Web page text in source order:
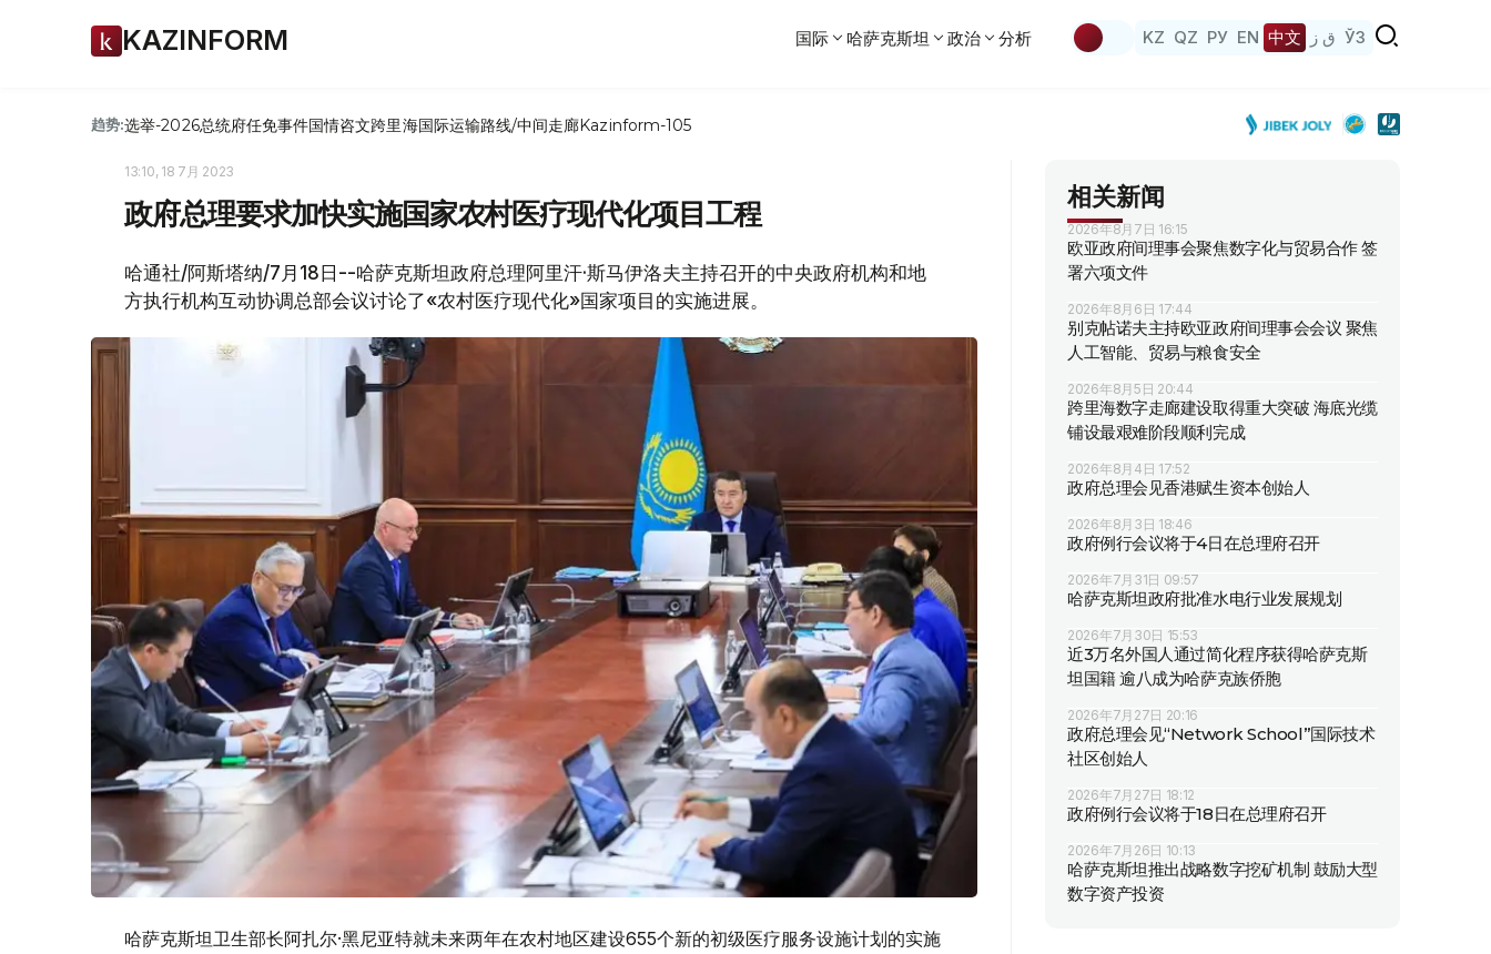
KAZINFORM 国际 哈萨克斯坦 政治 分析 KZ QZ РУ EN 中文 ق ز ЎЗ
趋势:选举-2026总统府任免事件国情咨文跨里海国际运输路线/中间走廊Kazinform-105
13:10, 18 7月 2023
政府总理要求加快实施国家农村医疗现代化项目工程
哈通社/阿斯塔纳/7月18日--哈萨克斯坦政府总理阿里汗·斯马伊洛夫主持召开的中央政府机构和地
方执行机构互动协调总部会议讨论了«农村医疗现代化»国家项目的实施进展。
哈萨克斯坦卫生部长阿扎尔·黑尼亚特就未来两年在农村地区建设655个新的初级医疗服务设施计划的实施
相关新闻
2026年8月7日 16:15
欧亚政府间理事会聚焦数字化与贸易合作 签
署六项文件
2026年8月6日 17:44
别克帖诺夫主持欧亚政府间理事会会议 聚焦
人工智能、贸易与粮食安全
2026年8月5日 20:44
跨里海数字走廊建设取得重大突破 海底光缆
铺设最艰难阶段顺利完成
2026年8月4日 17:52
政府总理会见香港赋生资本创始人
2026年8月3日 18:46
政府例行会议将于4日在总理府召开
2026年7月31日 09:57
哈萨克斯坦政府批准水电行业发展规划
2026年7月30日 15:53
近3万名外国人通过简化程序获得哈萨克斯
坦国籍 逾八成为哈萨克族侨胞
2026年7月27日 20:16
政府总理会见“Network School”国际技术
社区创始人
2026年7月27日 18:12
政府例行会议将于18日在总理府召开
2026年7月26日 10:13
哈萨克斯坦推出战略数字挖矿机制 鼓励大型
数字资产投资